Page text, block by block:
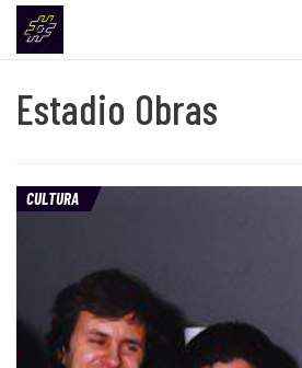
Estadio Obras
CULTURA